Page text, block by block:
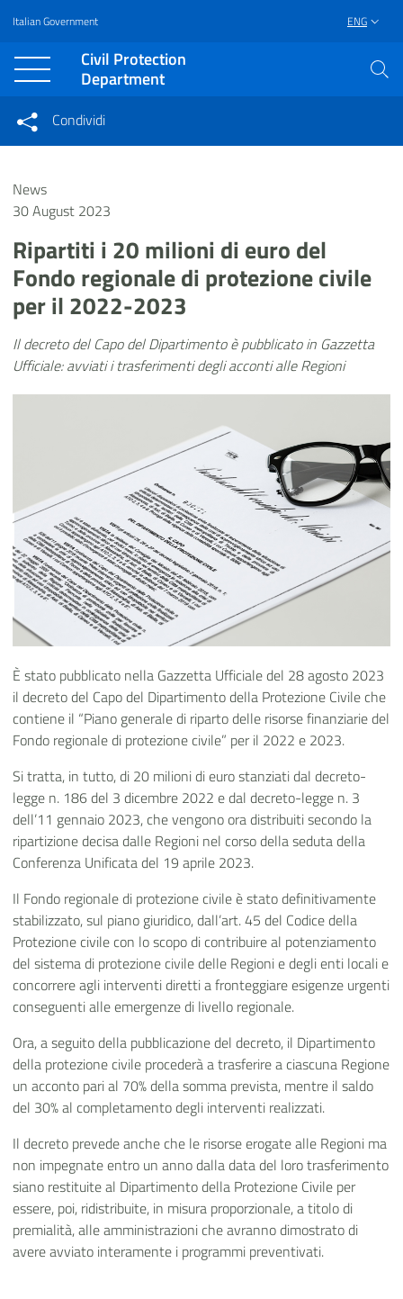
Vai al contenuto principale
Raggiungi il piè di pagina
Italian Government ENG
Civil Protection
Department
Condividi su Facebook
Condividi
Condividi sui social network
News
30 August 2023
Ripartiti i 20 milioni di euro del
Fondo regionale di protezione civile
per il 2022-2023
Il decreto del Capo del Dipartimento è pubblicato in Gazzetta
Ufficiale: avviati i trasferimenti degli acconti alle Regioni
È stato pubblicato nella Gazzetta Ufficiale del 28 agosto 2023
il decreto del Capo del Dipartimento della Protezione Civile che
contiene il “Piano generale di riparto delle risorse finanziarie del
Fondo regionale di protezione civile” per il 2022 e 2023.
Si tratta, in tutto, di 20 milioni di euro stanziati dal decreto-
legge n. 186 del 3 dicembre 2022 e dal decreto-legge n. 3
dell’11 gennaio 2023, che vengono ora distribuiti secondo la
ripartizione decisa dalle Regioni nel corso della seduta della
Conferenza Unificata del 19 aprile 2023.
Il Fondo regionale di protezione civile è stato definitivamente
stabilizzato, sul piano giuridico, dall’art. 45 del Codice della
Protezione civile con lo scopo di contribuire al potenziamento
del sistema di protezione civile delle Regioni e degli enti locali e
concorrere agli interventi diretti a fronteggiare esigenze urgenti
conseguenti alle emergenze di livello regionale.
Ora, a seguito della pubblicazione del decreto, il Dipartimento
della protezione civile procederà a trasferire a ciascuna Regione
un acconto pari al 70% della somma prevista, mentre il saldo
del 30% al completamento degli interventi realizzati.
Il decreto prevede anche che le risorse erogate alle Regioni ma
non impegnate entro un anno dalla data del loro trasferimento
siano restituite al Dipartimento della Protezione Civile per
essere, poi, ridistribuite, in misura proporzionale, a titolo di
premialità, alle amministrazioni che avranno dimostrato di
avere avviato interamente i programmi preventivati.